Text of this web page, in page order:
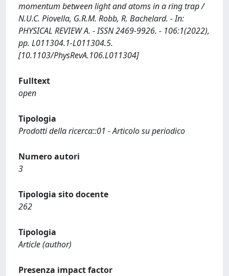
momentum between light and atoms in a ring trap /
N.U.C. Piovella, G.R.M. Robb, R. Bachelard. - In:
PHYSICAL REVIEW A. - ISSN 2469-9926. - 106:1(2022),
pp. L011304.1-L011304.5.
[10.1103/PhysRevA.106.L011304]
Fulltext
open
Tipologia
Prodotti della ricerca::01 - Articolo su periodico
Numero autori
3
Tipologia sito docente
262
Tipologia
Article (author)
Presenza impact factor